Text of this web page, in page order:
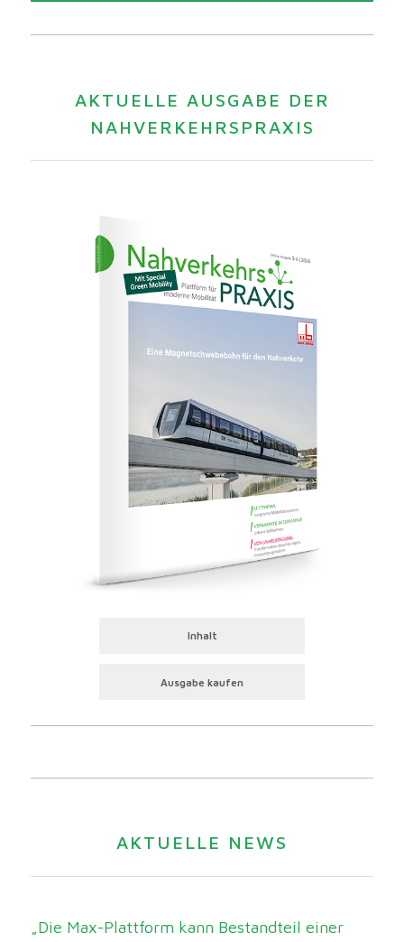
AKTUELLE AUSGABE DER
NAHVERKEHRSPRAXIS
Inhalt
Ausgabe kaufen
AKTUELLE NEWS
„Die Max-Plattform kann Bestandteil einer